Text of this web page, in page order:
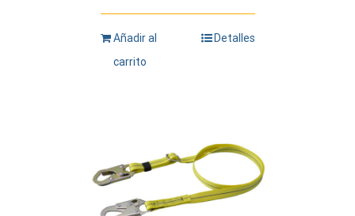
Añadir al
carrito
Detalles